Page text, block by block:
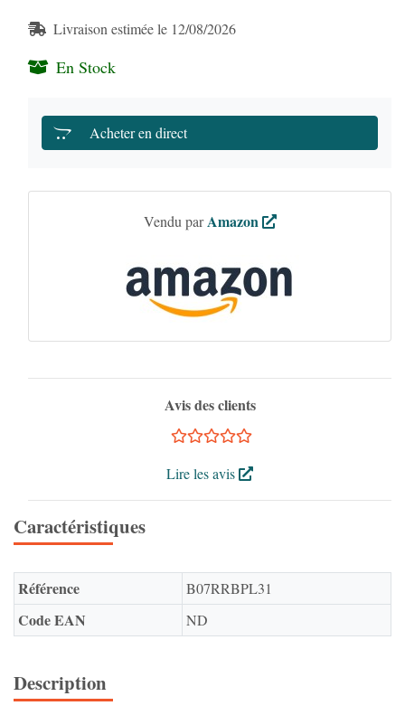
Livraison estimée le 12/08/2026
En Stock
Acheter en direct
Vendu parAmazon
Avis des clients
Lire les avis
Caractéristiques
Référence B07RRBPL31
Code EAN ND
Description